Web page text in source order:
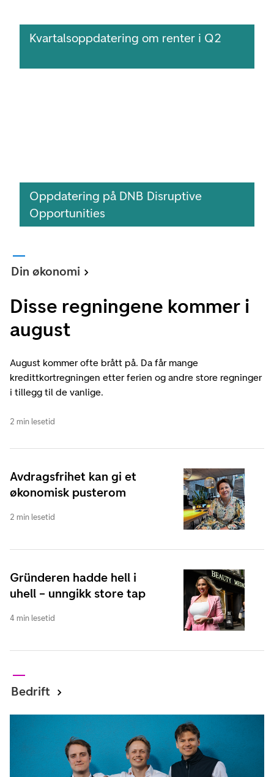
Kvartalsoppdatering om renter i Q2
Oppdatering på DNB Disruptive
Opportunities
Din økonomi
Disse regningene kommer i
august
August kommer ofte brått på. Da får mange
kredittkortregningen etter ferien og andre store regninger
i tillegg til de vanlige.
2 min lesetid
Avdragsfrihet kan gi et
økonomisk pusterom
2 min lesetid
Gründeren hadde hell i
uhell – unngikk store tap
4 min lesetid
Bedrift